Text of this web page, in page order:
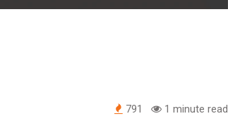
791 1 minute read